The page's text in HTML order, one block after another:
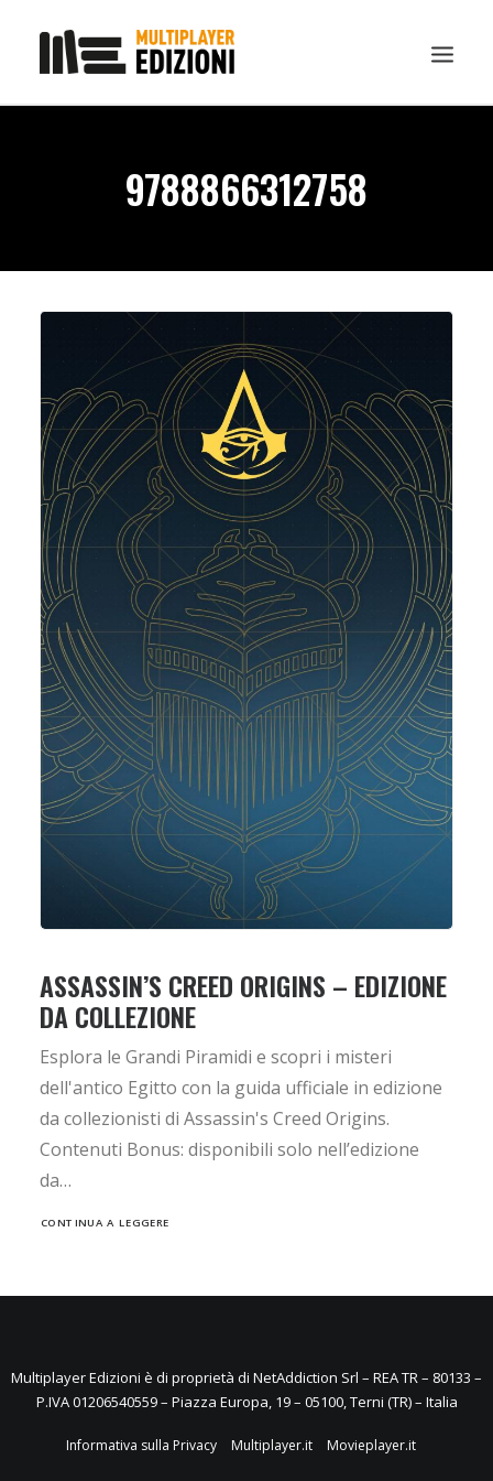
GADGET
NEWS
CHI SIAMO
DOWNLOAD
RICERCA
9788866312758
ASSASSIN’S CREED ORIGINS – EDIZIONE
DA COLLEZIONE
Esplora le Grandi Piramidi e scopri i misteri
dell'antico Egitto con la guida ufficiale in edizione
da collezionisti di Assassin's Creed Origins.
Contenuti Bonus: disponibili solo nell’edizione
da…
CONTINUA A LEGGERE
Multiplayer Edizioni è di proprietà di NetAddiction Srl – REA TR – 80133 –
P.IVA 01206540559 – Piazza Europa, 19 – 05100, Terni (TR) – Italia
Informativa sulla Privacy Multiplayer.it Movieplayer.it